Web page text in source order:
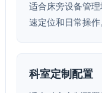
适合床旁设备管
速定位和日常操作
科室定制配置